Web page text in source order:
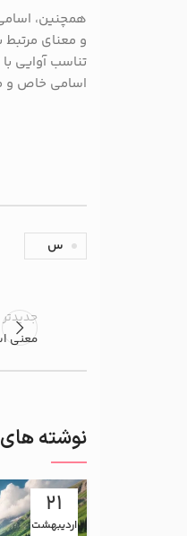
همچنین،
و معنای
تناسب آوایی
اسامی خاص و
س
جدیدتر
معنی
نوشته
21
اردیبهشت